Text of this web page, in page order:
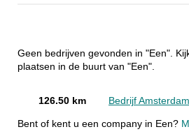
Geen bedrijven gevonden in "Een".
plaatsen in de buurt van "Een".
126.50 km Bedrijf Amsterdam
Bent of kent u een company in Een?